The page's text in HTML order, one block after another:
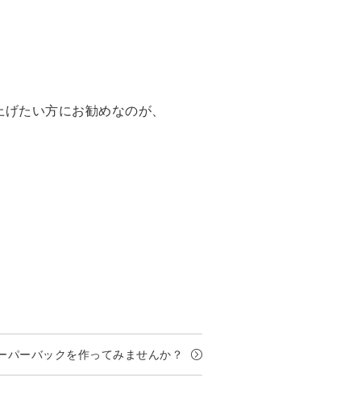
たい方にお勧めなのが、
パーバックを作ってみませんか？